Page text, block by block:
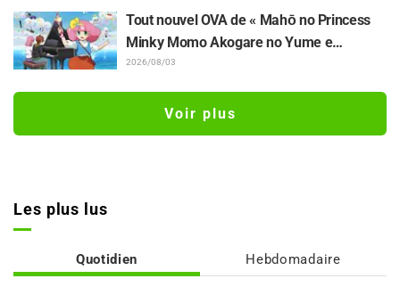
dans 8 villes du Japon ! Un total de 44
Touken Danshi rassemblés
Tout nouvel OVA de « Mahō no Princess
Minky Momo Akogare no Yume e
Magokoro no Duo » après 32 ans d'attente
Le casting avec Kurumi Haruki, le visuel
principal et un teaser dévoilés
2026/08/03
Voir plus
Les plus lus
Quotidien Hebdomadaire